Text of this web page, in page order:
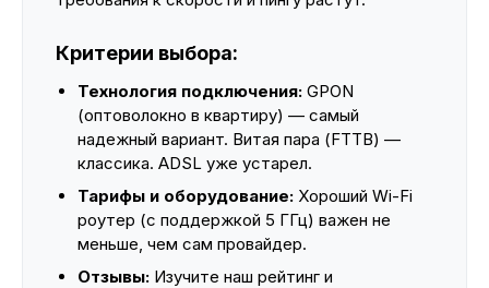
Критерии выбора:
Технология подключения: GPON
(оптоволокно в квартиру) — самый
надежный вариант. Витая пара (FTTB) —
классика. ADSL уже устарел.
Тарифы и оборудование: Хороший Wi-Fi
роутер (с поддержкой 5 ГГц) важен не
меньше, чем сам провайдер.
Отзывы: Изучите наш рейтинг и